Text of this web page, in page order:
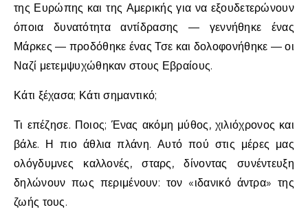
της Ευρώπης και της Αμερικής για να εξουδετερώνουν
όποια δυνατότητα αντίδρασης — γεννήθηκε ένας
Μάρκες — προδόθηκε ένας Τσε και δολοφονήθηκε — οι
Ναζί μετεμψυχώθηκαν στους Εβραίους.
Κάτι ξέχασα; Κάτι σημαντικό;
Τι επέζησε. Ποιος; Ένας ακόμη μύθος, χιλιόχρονος και
βάλε. Η πιο άθλια πλάνη. Αυτό πού στις μέρες μας
ολόγδυμνες καλλονές, σταρς, δίνοντας συνέντευξη
δηλώνουν πως περιμένουν: τον «ιδανικό άντρα» της
ζωής τους.